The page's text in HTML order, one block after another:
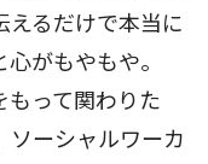
えるだけで本当に
がもやもや。
もって関わりた
ソーシャルワーカ